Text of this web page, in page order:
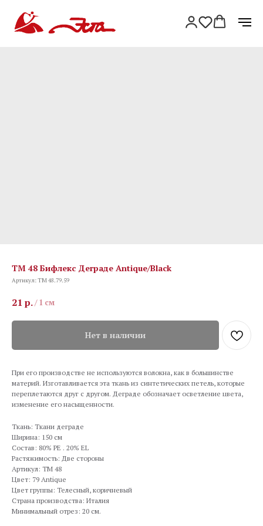
TM 48 Бифлекс Деграде Antique/Black
Артикул:TM 48.79.59
21 р./ 1 см
Нет в наличии
При его производстве не используются волокна, как в большинстве
материй. Изготавливается эта ткань из синтетических петель, которые
переплетаются друг с другом. Деграде обозначает осветление цвета,
изменение его насыщенности.
Ткань: Ткани деграде
Ширина: 150 см
Состав: 80% PE . 20% EL
Растяжимость: Две стороны
Артикул: TM 48
Цвет: 79 Antique
Цвет группы: Телесный, коричневый
Страна производства: Италия
Минимальный отрез: 20 см.